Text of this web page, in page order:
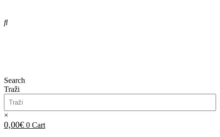
Search
Traži
×
0,00€ 0 Cart